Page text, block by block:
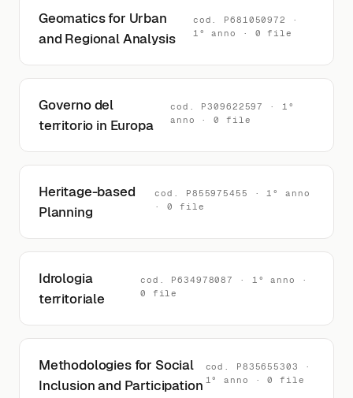
Geomatics for Urban
and Regional Analysis
cod. P681050972 ·
1° anno · 0 file
Governo del
territorio in Europa
cod. P309622597 · 1°
anno · 0 file
Heritage-based
Planning
cod. P855975455 · 1° anno
· 0 file
Idrologia
territoriale
cod. P634978087 · 1° anno ·
0 file
Methodologies for Social
Inclusion and Participation
cod. P835655303 ·
1° anno · 0 file